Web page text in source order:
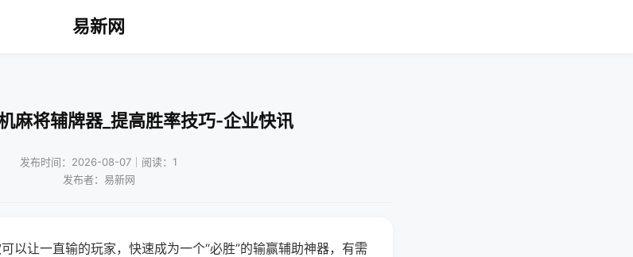
易新网
麻将辅牌器_提高胜率技巧-企业快讯
发布时间：2026-08-07｜阅读：1
发布者：易新网
以让一直输的玩家，快速成为一个“必胜”的输赢辅助神器，有需